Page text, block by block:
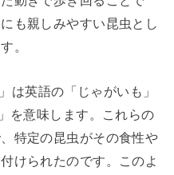
も親しみやすい昆虫とし
。
は英語の「じゃがいも」
を意味します。これらの
特定の昆虫がその食性や
けられたのです。このよ